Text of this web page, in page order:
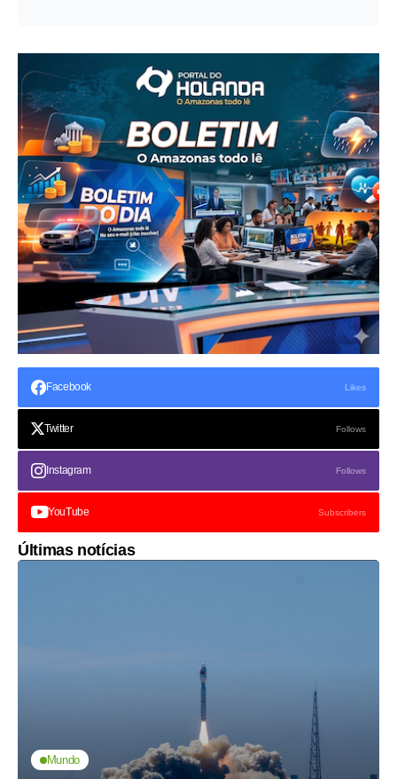
Facebook Likes
Twitter Follows
Instagram Follows
YouTube Subscribers
Últimas notícias
Mundo